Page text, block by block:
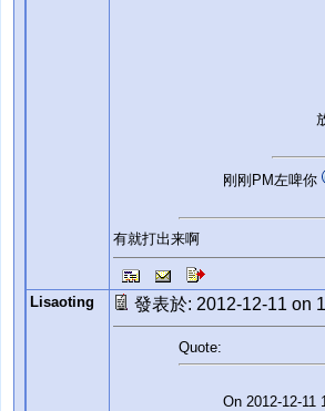
刚刚PM左啤你
有就打出来啊
Lisaoting 發表於: 2012-12-11 on
Quote:
On 2012-12-11